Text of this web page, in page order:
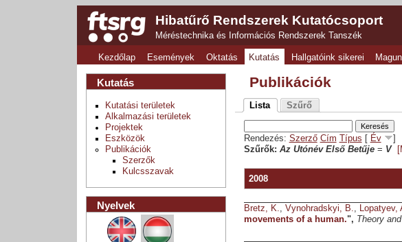
Hibatűrő Rendszerek Kutatócsoport
Méréstechnika és Információs Rendszerek Tanszék
Kezdőlap Események Oktatás Kutatás Hallgatóink sikerei
Publikációk
Lista Szűrő
Rendezés: Szerző Cím Típus Év
Szűrők: Az Utónév Első Betűje= V
2008
Bretz, K. Vynohradskyi, B. Lopatyev,
movements of a human.", Theory
Kutatás
Kutatási területek
Alkalmazási területek
Projektek
Eszközök
Publikációk
Szerzők
Kulcsszavak
Nyelvek